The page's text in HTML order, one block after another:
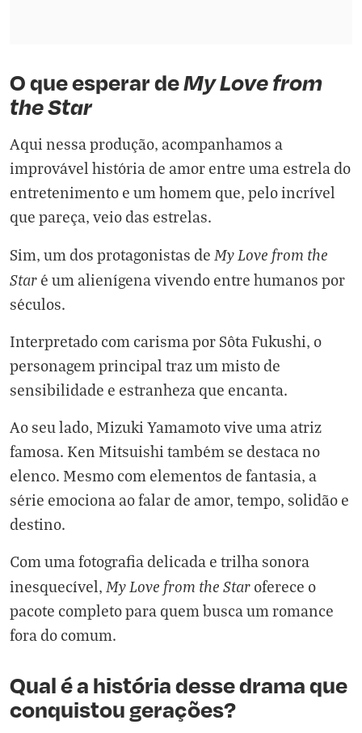
O que esperar deMy Love from
the Star
Aqui nessa produção, acompanhamos a
improvável história de amor entre uma estrela do
entretenimento e um homem que, pelo incrível
que pareça, veio das estrelas.
Sim, um dos protagonistas de My Love from the
Star é um alienígena vivendo entre humanos por
séculos.
Interpretado com carisma por Sôta Fukushi, o
personagem principal traz um misto de
sensibilidade e estranheza que encanta.
Ao seu lado, Mizuki Yamamoto vive uma atriz
famosa. Ken Mitsuishi também se destaca no
elenco. Mesmo com elementos de fantasia, a
série emociona ao falar de amor, tempo, solidão e
destino.
Com uma fotografia delicada e trilha sonora
inesquecível, My Love from the Star oferece o
pacote completo para quem busca um romance
fora do comum.
Qual é a história desse drama que
conquistou gerações?